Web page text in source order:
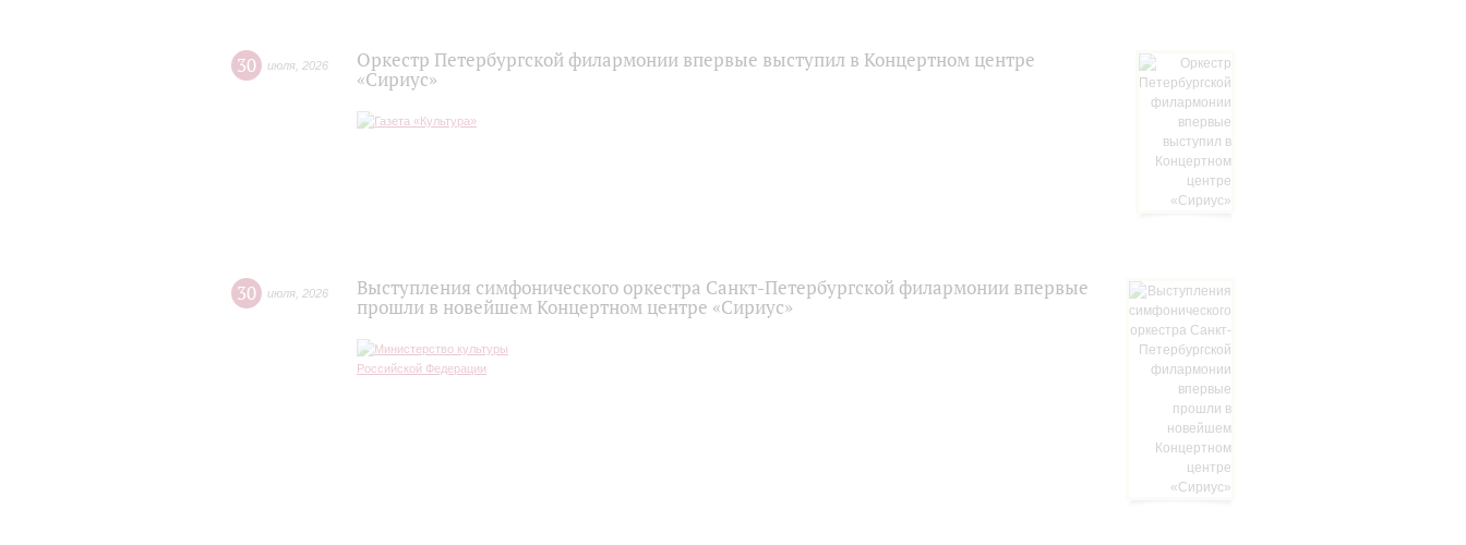
30 июля 2026
Оркестр Петербургской филармонии впервые выступил в Концертном центре
«Сириус»
30 июля 2026
Выступления симфонического оркестра Санкт-Петербургской филармонии впервые
прошли в новейшем Концертном центре «Сириус»